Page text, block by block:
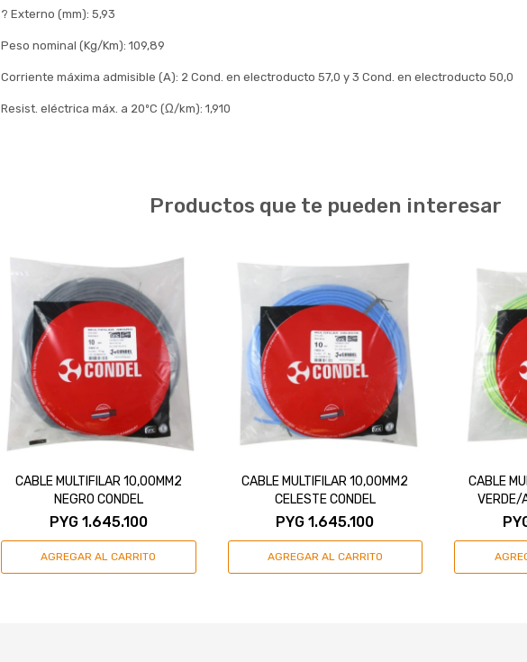
? Externo (mm): 5,93
Peso nominal (Kg/Km): 109,89
Corriente máxima admisible (A): 2 Cond. en electroducto 57,0 y 3 Cond. en electroducto 50,0
Resist. eléctrica máx. a 20ºC (Ω/km): 1,910
Productos que te pueden interesar
CABLE MULTIFILAR 10,00MM2
NEGRO CONDEL
PYG 1.645.100
CABLE MULTIFILAR 10,00MM2
CELESTE CONDEL
PYG 1.645.100
CABLE
VERDE/